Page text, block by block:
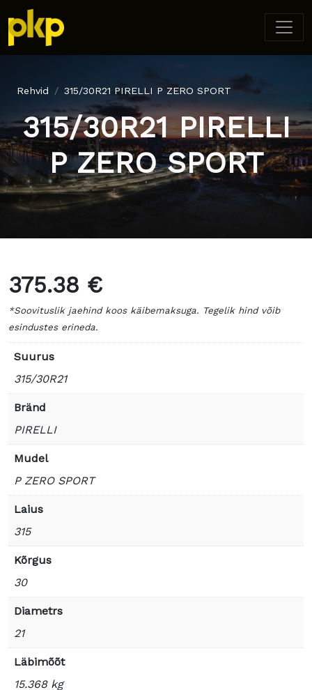
Rehvid 315/30R21 PIRELLI P ZERO SPORT
315/30R21 PIRELLI
P ZERO SPORT
375.38 €
*Soovituslik jaehind koos käibemaksuga. Tegelik hind võib
esindustes erineda.
Suurus
315/30R21
Bränd
PIRELLI
Mudel
P ZERO SPORT
Laius
315
Kõrgus
30
Diametrs
21
Läbimõõt
15.368 kg